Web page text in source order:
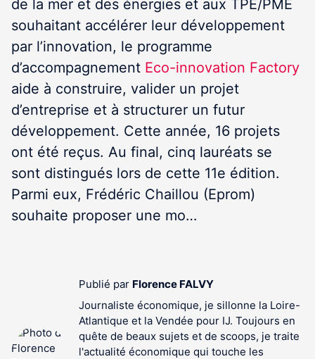
de la mer et des énergies et aux TPE/PME
souhaitant accélérer leur développement
par l’innovation, le programme
d’accompagnement Eco-innovation Factory
aide à construire, valider un projet
d’entreprise et à structurer un futur
développement. Cette année, 16 projets
ont été reçus. Au final, cinq lauréats se
sont distingués lors de cette 11e édition.
Parmi eux, Frédéric Chaillou (Eprom)
souhaite proposer une mo…
Publié par Florence FALVY
Journaliste économique, je sillonne la Loire-
Atlantique et la Vendée pour IJ. Toujours en
quête de beaux sujets et de scoops, je traite
l'actualité économique qui touche les